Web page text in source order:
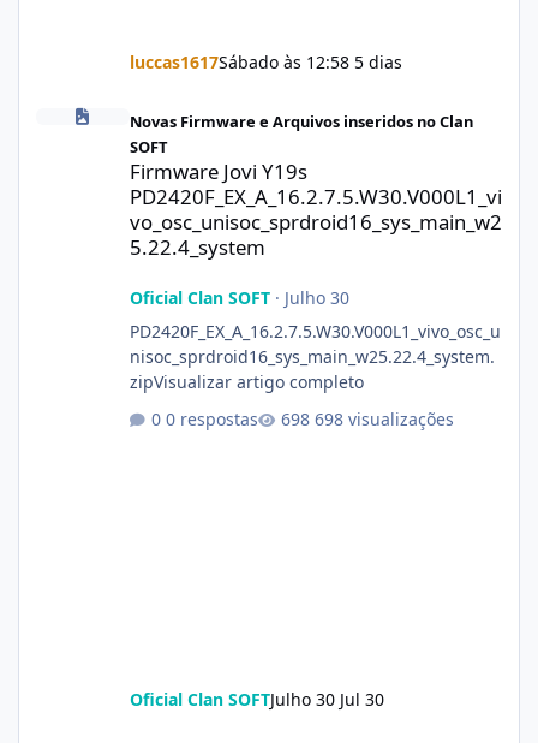
luccas1617Sábado às 12:58 5 dias
Novas Firmware e Arquivos inseridos no Clan
SOFT
Firmware Jovi Y19s
PD2420F_EX_A_16.2.7.5.W30.V000L1_vi
vo_osc_unisoc_sprdroid16_sys_main_w2
5.22.4_system
Oficial Clan SOFT· Julho 30
PD2420F_EX_A_16.2.7.5.W30.V000L1_vivo_osc_u
nisoc_sprdroid16_sys_main_w25.22.4_system.
zipVisualizar artigo completo
0 respostas
698 visualizações
Oficial Clan SOFTJulho 30 Jul 30